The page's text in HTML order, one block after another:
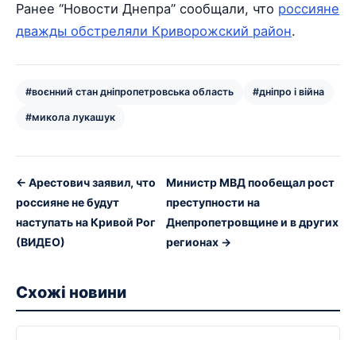
Ранее “Новости Днепра” сообщали, что россияне
дважды обстреляли Криворожский район.
#воєнний стан дніпропетровська область #дніпро і війна
#микола лукашук
← Арестович заявил, что
россияне не будут
наступать на Кривой Рог
(ВИДЕО)
Министр МВД пообещал рост
преступности на
Днепропетровщине и в других
регионах →
Схожі новини